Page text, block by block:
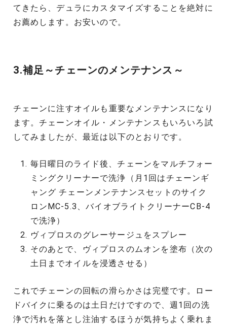
てきたら、デュラにカスタマイズすることを絶対に
お薦めします。お安いので。
3.補足～チェーンのメンテナンス～
チェーンに注すオイルも重要なメンテナンスになり
ます。チェーンオイル・メンテナンスもいろいろ試
してみましたが、最近は以下のとおりです。
毎日曜日のライド後、チェーンをマルチフォー
ミングクリーナーで洗浄（月1回はチェーンギ
ャング チェーンメンテナンスセットのサイク
ロンMC-5.3、バイオブライトクリーナーCB-4
で洗浄）
ヴィプロスのグレーサージュをスプレー
そのあとで、ヴィプロスのムオンを塗布（次の
土日までオイルを浸透させる）
これでチェーンの回転の滑らかさは完璧です。ロー
ドバイクに乗るのは土日だけですので、週1回の洗
浄で汚れを落とし注油するほうが気持ちよく乗れま